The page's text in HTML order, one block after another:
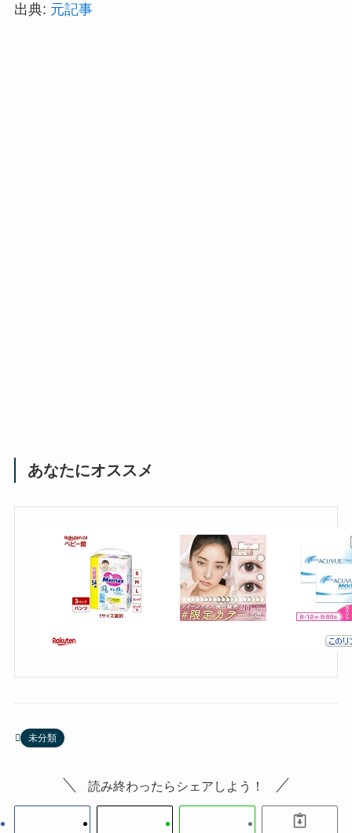
出典: 元記事
あなたにオススメ
未分類
読み終わったらシェアしよう！